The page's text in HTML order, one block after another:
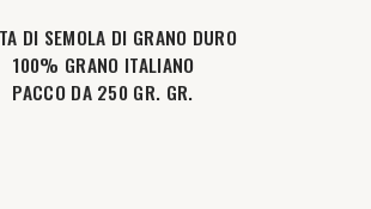
DI SEMOLA DI GRANO DURO
100% GRANO ITALIANO
PACCO DA 250 GR. GR.